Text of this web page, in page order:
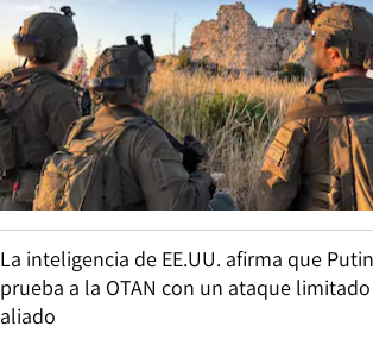
La inteligencia de EE.UU. afirma que
prueba a la OTAN con un ataque
aliado